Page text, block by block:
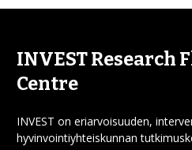
INVEST Research
Centre
INVEST on eriarvoisuuden,
hyvinvointiyhteiskunnan